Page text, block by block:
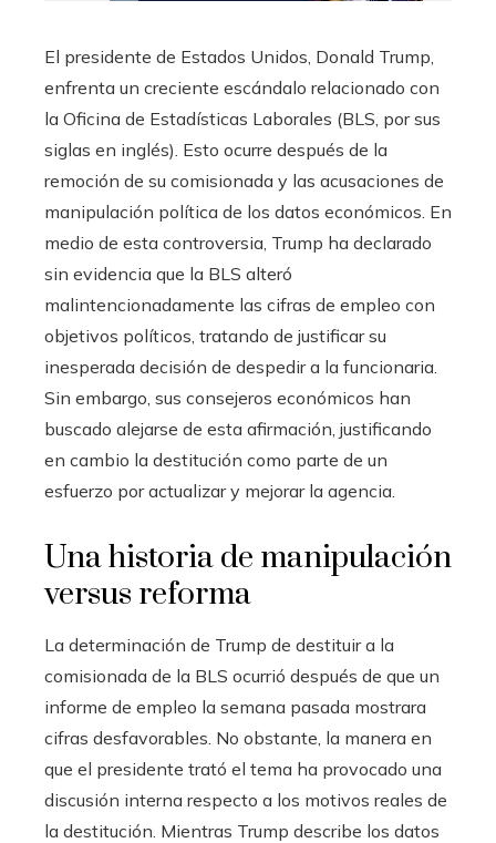
El presidente de Estados Unidos, Donald Trump,
enfrenta un creciente escándalo relacionado con
la Oficina de Estadísticas Laborales (BLS, por sus
siglas en inglés). Esto ocurre después de la
remoción de su comisionada y las acusaciones de
manipulación política de los datos económicos. En
medio de esta controversia, Trump ha declarado
sin evidencia que la BLS alteró
malintencionadamente las cifras de empleo con
objetivos políticos, tratando de justificar su
inesperada decisión de despedir a la funcionaria.
Sin embargo, sus consejeros económicos han
buscado alejarse de esta afirmación, justificando
en cambio la destitución como parte de un
esfuerzo por actualizar y mejorar la agencia.
Una historia de manipulación
versus reforma
La determinación de Trump de destituir a la
comisionada de la BLS ocurrió después de que un
informe de empleo la semana pasada mostrara
cifras desfavorables. No obstante, la manera en
que el presidente trató el tema ha provocado una
discusión interna respecto a los motivos reales de
la destitución. Mientras Trump describe los datos